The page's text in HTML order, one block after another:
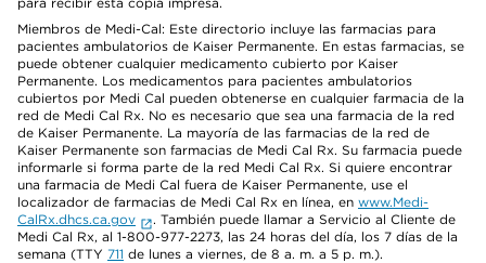
Miembros de Medi-Cal: Este directorio incluye las farmacias para
pacientes ambulatorios de Kaiser Permanente. En estas farmacias, se
puede obtener cualquier medicamento cubierto por Kaiser
Permanente. Los medicamentos para pacientes ambulatorios
cubiertos por Medi Cal pueden obtenerse en cualquier farmacia de la
red de Medi Cal Rx. No es necesario que sea una farmacia de la red
de Kaiser Permanente. La mayoría de las farmacias de la red de
Kaiser Permanente son farmacias de Medi Cal Rx. Su farmacia puede
informarle si forma parte de la red Medi Cal Rx. Si quiere encontrar
una farmacia de Medi Cal fuera de Kaiser Permanente, use el
localizador de farmacias de Medi Cal Rx en línea, en www.Medi-
CalRx.dhcs.ca.gov
. También puede llamar a Servicio al Cliente de
Medi Cal Rx, al 1-800-977-2273, las 24 horas del día, los 7 días de la
semana (TTY 711 de lunes a viernes, de 8 a. m. a 5 p. m.).